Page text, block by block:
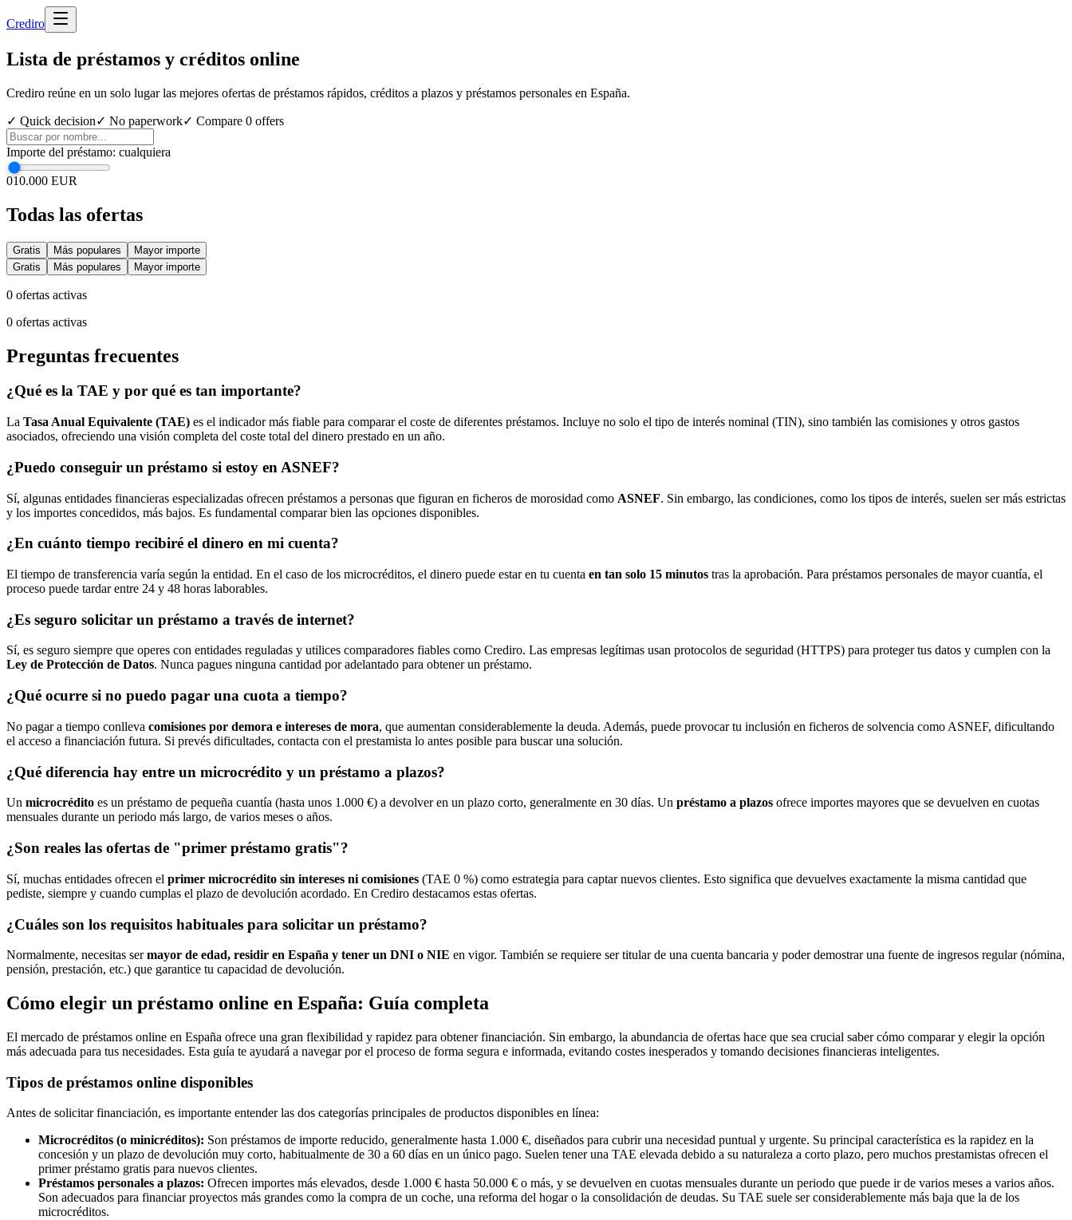
Crediro
Lista de préstamos y créditos online
Crediro reúne en un solo lugar las mejores ofertas de préstamos rápidos, créditos a plazos y préstamos personales en España.
✓ Quick decision✓ No paperwork✓ Compare 0 offers
Importe del préstamo: cualquiera
010.000 EUR
Todas las ofertas
Gratis Más populares
Mayor importe
Gratis
Más populares Mayor importe
0 ofertas activas
0 ofertas activas
Preguntas frecuentes
¿Qué es la TAE y por qué es tan importante?
La Tasa Anual Equivalente (TAE) es el indicador más fiable para comparar el coste de diferentes préstamos. Incluye no solo el tipo de interés nominal (TIN), sino también las comisiones y otros gastos
asociados, ofreciendo una visión completa del coste total del dinero prestado en un año.
¿Puedo conseguir un préstamo si estoy en ASNEF?
Sí, algunas entidades financieras especializadas ofrecen préstamos a personas que figuran en ficheros de morosidad como ASNEF. Sin embargo, las condiciones, como los tipos de interés, suelen ser más estrictas
y los importes concedidos, más bajos. Es fundamental comparar bien las opciones disponibles.
¿En cuánto tiempo recibiré el dinero en mi cuenta?
El tiempo de transferencia varía según la entidad. En el caso de los microcréditos, el dinero puede estar en tu cuenta en tan solo 15 minutos tras la aprobación. Para préstamos personales de mayor cuantía, el
proceso puede tardar entre 24 y 48 horas laborables.
¿Es seguro solicitar un préstamo a través de internet?
Sí, es seguro siempre que operes con entidades reguladas y utilices comparadores fiables como Crediro. Las empresas legítimas usan protocolos de seguridad (HTTPS) para proteger tus datos y cumplen con la
Ley de Protección de Datos. Nunca pagues ninguna cantidad por adelantado para obtener un préstamo.
¿Qué ocurre si no puedo pagar una cuota a tiempo?
No pagar a tiempo conlleva comisiones por demora e intereses de mora, que aumentan considerablemente la deuda. Además, puede provocar tu inclusión en ficheros de solvencia como ASNEF, dificultando
el acceso a financiación futura. Si prevés dificultades, contacta con el prestamista lo antes posible para buscar una solución.
¿Qué diferencia hay entre un microcrédito y un préstamo a plazos?
Un microcrédito es un préstamo de pequeña cuantía (hasta unos 1.000 €) a devolver en un plazo corto, generalmente en 30 días. Un préstamo a plazos ofrece importes mayores que se devuelven en cuotas
mensuales durante un periodo más largo, de varios meses o años.
¿Son reales las ofertas de "primer préstamo gratis"?
Sí, muchas entidades ofrecen el primer microcrédito sin intereses ni comisiones (TAE 0 %) como estrategia para captar nuevos clientes. Esto significa que devuelves exactamente la misma cantidad que
pediste, siempre y cuando cumplas el plazo de devolución acordado. En Crediro destacamos estas ofertas.
¿Cuáles son los requisitos habituales para solicitar un préstamo?
Normalmente, necesitas sermayor de edad, residir en España y tener un DNI o NIE en vigor. También se requiere ser titular de una cuenta bancaria y poder demostrar una fuente de ingresos regular (nómina,
pensión, prestación, etc.) que garantice tu capacidad de devolución.
Cómo elegir un préstamo online en España: Guía completa
El mercado de préstamos online en España ofrece una gran flexibilidad y rapidez para obtener financiación. Sin embargo, la abundancia de ofertas hace que sea crucial saber cómo comparar y elegir la opción
más adecuada para tus necesidades. Esta guía te ayudará a navegar por el proceso de forma segura e informada, evitando costes inesperados y tomando decisiones financieras inteligentes.
Tipos de préstamos online disponibles
Antes de solicitar financiación, es importante entender las dos categorías principales de productos disponibles en línea:
Microcréditos (o minicréditos): Son préstamos de importe reducido, generalmente hasta 1.000 €, diseñados para cubrir una necesidad puntual y urgente. Su principal característica es la rapidez en la
concesión y un plazo de devolución muy corto, habitualmente de 30 a 60 días en un único pago. Suelen tener una TAE elevada debido a su naturaleza a corto plazo, pero muchos prestamistas ofrecen el
primer préstamo gratis para nuevos clientes.
Préstamos personales a plazos: Ofrecen importes más elevados, desde 1.000 € hasta 50.000 € o más, y se devuelven en cuotas mensuales durante un periodo que puede ir de varios meses a varios años.
Son adecuados para financiar proyectos más grandes como la compra de un coche, una reforma del hogar o la consolidación de deudas. Su TAE suele ser considerablemente más baja que la de los
microcréditos.